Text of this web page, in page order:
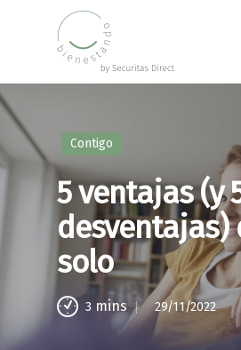
content
Contigo
5 ventajas (y
desventajas)
solo
3 mins 29/11/2022